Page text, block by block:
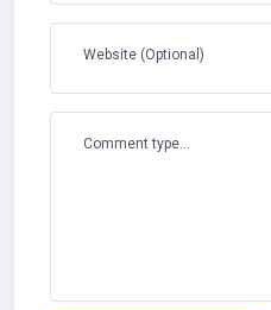
Website (Optional)
Comment type...